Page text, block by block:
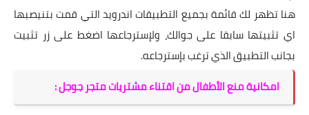
هنا تظهر لك قائمة بجميع التطبيقات اندرويد التي قمت بتنيصبها
اي تثبيتها سابقا على جوالك، ولإسترجاعها اضغط على زر تثبيت
بجانب التطبيق الذي ترغب بإسترجاعه.
امكانية منع الأطفال من اقتناء مشتريات متجر جوجل :